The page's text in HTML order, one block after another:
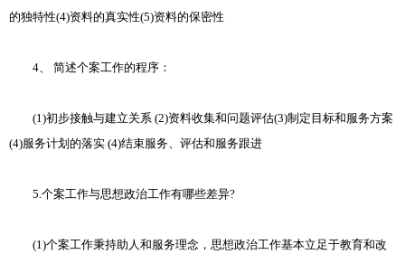
的独特性(4)资料的真实性(5)资料的保密性
4、 简述个案工作的程序：
(1)初步接触与建立关系 (2)资料收集和问题评估(3)制定目标和服务方案
(4)服务计划的落实 (4)结束服务、评估和服务跟进
5.个案工作与思想政治工作有哪些差异?
(1)个案工作秉持助人和服务理念，思想政治工作基本立足于教育和改